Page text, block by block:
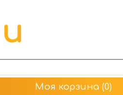
Моя корзина (0)